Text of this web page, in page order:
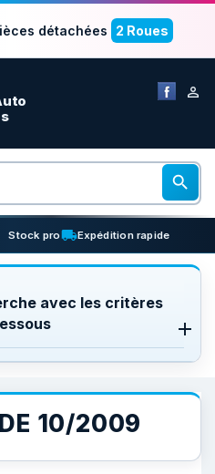
détachées 2 Roues


inventory_2
Stock prolocal_shippingExpédition rapide
avec les critères
10/2009